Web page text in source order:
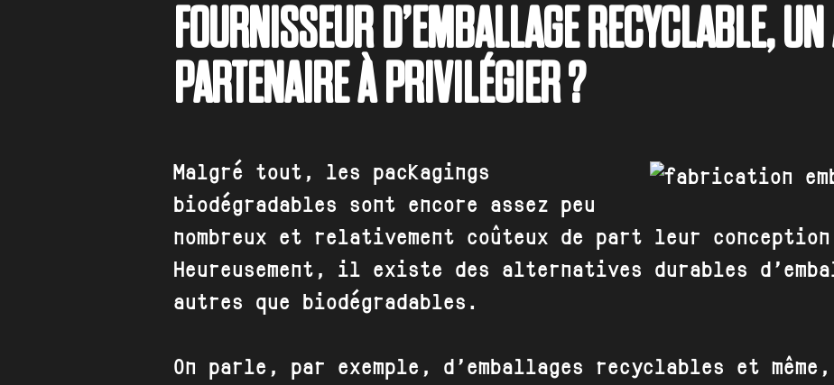
FOURNISSEUR D’EMBALLAGE RECYCLABLE,
PARTENAIRE À PRIVILÉGIER ?
Malgré tout, les packagings
biodégradables sont encore assez peu
nombreux et relativement coûteux de part leur
Heureusement, il existe des alternatives durables
autres que biodégradables.
On parle, par exemple, d’emballages recyclables et